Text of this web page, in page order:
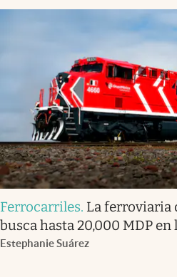
Ferrocarriles. La ferroviaria
busca hasta 20,000 MDP en
Estephanie Suárez